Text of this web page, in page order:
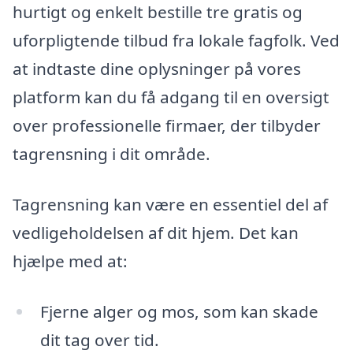
hurtigt og enkelt bestille tre gratis og
uforpligtende tilbud fra lokale fagfolk. Ved
at indtaste dine oplysninger på vores
platform kan du få adgang til en oversigt
over professionelle firmaer, der tilbyder
tagrensning i dit område.
Tagrensning kan være en essentiel del af
vedligeholdelsen af dit hjem. Det kan
hjælpe med at:
Fjerne alger og mos, som kan skade
dit tag over tid.